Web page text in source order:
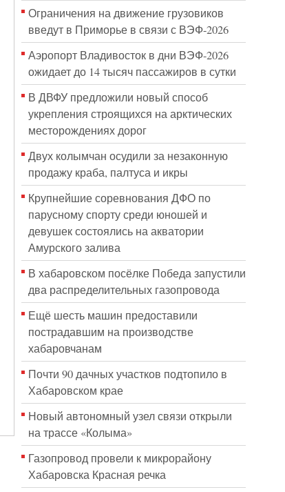
Ограничения на движение грузовиков
введут в Приморье в связи с ВЭФ-2026
Аэропорт Владивосток в дни ВЭФ-2026
ожидает до 14 тысяч пассажиров в сутки
В ДВФУ предложили новый способ
укрепления строящихся на арктических
месторождениях дорог
Двух колымчан осудили за незаконную
продажу краба, палтуса и икры
Крупнейшие соревнования ДФО по
парусному спорту среди юношей и
девушек состоялись на акватории
Амурского залива
В хабаровском посёлке Победа запустили
два распределительных газопровода
Ещё шесть машин предоставили
пострадавшим на производстве
хабаровчанам
Почти 90 дачных участков подтопило в
Хабаровском крае
Новый автономный узел связи открыли
на трассе «Колыма»
Газопровод провели к микрорайону
Хабаровска Красная речка